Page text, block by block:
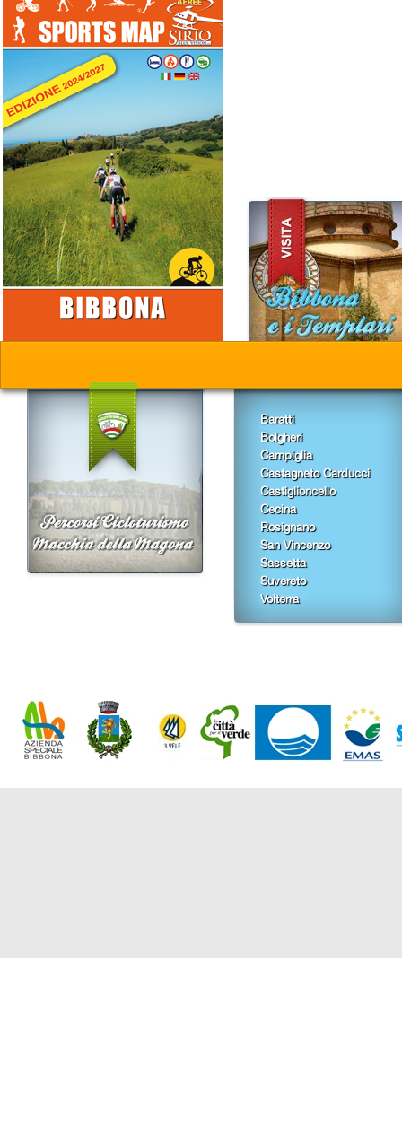
Baratti
Bolgheri
Campiglia
Castagneto Carducci
Castiglioncello
Cecina
Rosignano
San Vincenzo
Sassetta
Suvereto
Volterra